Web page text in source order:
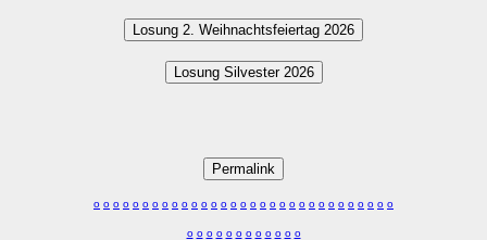
Losung 2. Weihnachtsfeiertag 2026
Losung Silvester 2026
Permalink
o o o o o o o o o o o o o o o o o o o o o o o o o o o o o o o
o o o o o o o o o o o o